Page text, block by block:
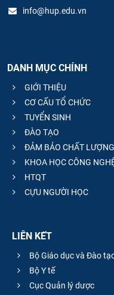
info@hup.edu.vn
DANH MỤC CHÍNH
GIỚI THIỆU
CƠ CẤU TỔ CHỨC
TUYỂN SINH
ĐÀO TẠO
ĐẢM BẢO CHẤT LƯỢNG
KHOA HỌC CÔNG
HTQT
CỰU NGƯỜI HỌC
LIÊN KẾT
Bộ Giáo dục và Đào
Bộ Y tế
Cục Quản lý dược